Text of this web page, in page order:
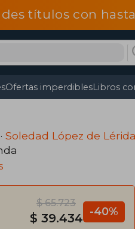
títulos con
Ofertas imperdiblesLibros
· Soledad López de Lérida
$ 65.723
$ 39.434 -40%